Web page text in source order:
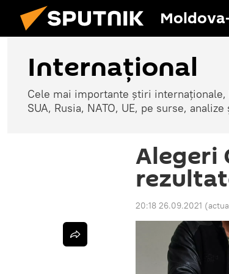
Internaţional
Cele mai importante știri
SUA, Rusia, NATO, UE, pe surse,
Alegeri
20:18 26.09.2021